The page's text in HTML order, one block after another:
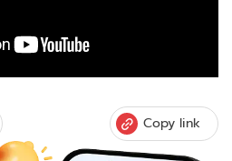
Copy link